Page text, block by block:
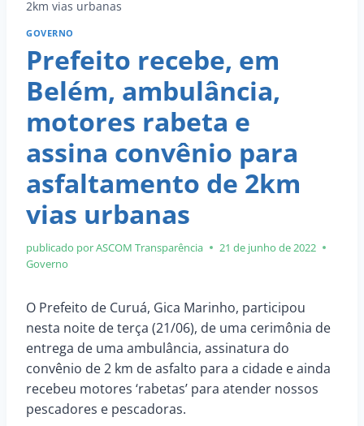
2km vias urbanas
GOVERNO
Prefeito recebe, em
Belém, ambulância,
motores rabeta e
assina convênio para
asfaltamento de 2km
vias urbanas
publicado por ASCOM Transparência
21 de junho de 2022
Governo
O Prefeito de Curuá, Gica Marinho, participou
nesta noite de terça (21/06), de uma cerimônia de
entrega de uma ambulância, assinatura do
convênio de 2 km de asfalto para a cidade e ainda
recebeu motores ‘rabetas’ para atender nossos
pescadores e pescadoras.